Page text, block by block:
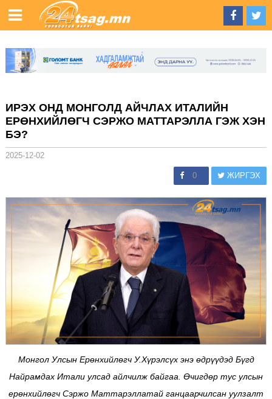
ИРЭХ ОНД МОНГОЛД АЙЧЛАХ ИТАЛИЙН
ЕРӨНХИЙЛӨГЧ СЭРЖО МАТТАРЭЛЛА ГЭЖ ХЭН
БЭ?
2025-12-02
0 ЖИРГЭХ
Монгол Улсын Ерөнхийлөгч У.Хүрэлсүх энэ өдрүүдэд Бүгд
Найрамдах Итали улсад айлчилж байгаа. Өчигдөр тус улсын
ерөнхийлөгч Сэржо Маттарэллатай ганцаарчилсан уулзалт